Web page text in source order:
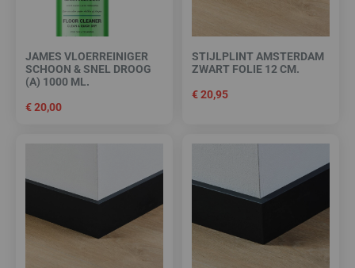
JAMES VLOERREINIGER
SCHOON & SNEL DROOG
(A) 1000 ML.
€20,00
STIJLPLINT AMSTERDAM
ZWART FOLIE 12 CM.
€20,95